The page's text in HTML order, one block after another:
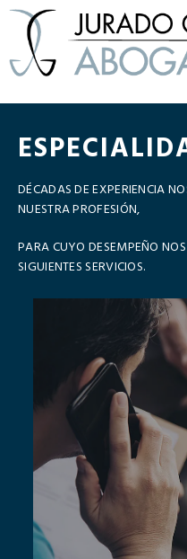
DÉCADAS DE EXPERIENCIA
NUESTRA PROFESIÓN,
PARA CUYO DESEMPEÑO
SIGUIENTES SERVICIOS.